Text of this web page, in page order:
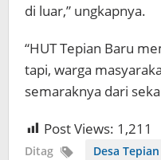
di luar,” ungkapnya.
“HUT Tepian Baru
tapi, warga
semaraknya dari
Post Views: 1,211
Ditag Desa